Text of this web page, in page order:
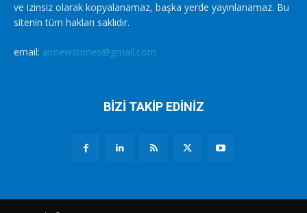
ve izinsiz olarak kopyalanamaz, başka yerde yayınlanamaz. Bu
sitenin tüm hakları saklıdır.
email: airnewstimes@gmail.com
BİZİ TAKİP EDİNİZ